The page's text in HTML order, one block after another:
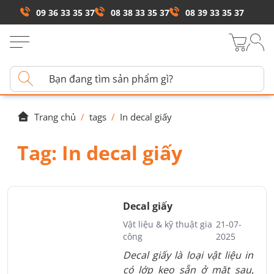
09 36 33 35 37 08 38 33 35 37 08 39 33 35 37
Trang chủ / tags / In decal giấy
Tag: In decal giấy
Decal giấy
Vật liệu & kỹ thuật gia
công
21-07-
2025
Decal giấy là loại vật liệu in
có lớp keo sẵn ở mặt sau,